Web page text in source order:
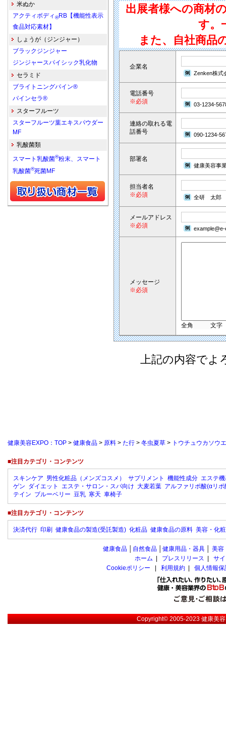
出展者様への商材
す。
また、自社商品
企業名
Zenken株式
電話番号
※必須
03-1234-
連絡の取れる電
話番号
090-1234-
部署名
健康美容事
担当者名
※必須
全研 太郎
メールアドレス
※必須
メッセージ
※必須
全角 文字
上記の内容でよ
米ぬか
アクティボディ®RB【機能性表示
食品対応素材】
しょうが（ジンジャー）
ブラックジンジャー
ジンジャースパイシック乳化物
セラミド
ブライトニングパイン®
パインセラ®
スターフルーツ
スターフルーツ葉エキスパウダー
MF
乳酸菌類
スマート乳酸菌®粉末、スマート
乳酸菌®死菌MF
健康美容EXPO：TOP > 健康食品 > 原料 > た行 > 冬虫夏草 > トウチュウカソウ
■注目カテゴリ・コンテンツ
スキンケア 男性化粧品（メンズコスメ） サプリメント 機能性成分 エステ
ゲン ダイエット エステ・サロン・スパ向け 大麦若葉 アルファリポ酸(αリポ
テイン ブルーベリー 豆乳 寒天 車椅子
■注目カテゴリ・コンテンツ
決済代行 印刷 健康食品の製造(受託製造) 化粧品 健康食品の原料 美容・化
健康食品 自然食品 健康用品・器具 美容
ホーム
プレスリリース
サ
Cookieポリシー
利用規約 個人情報
Copyright© 2005-2023健康美